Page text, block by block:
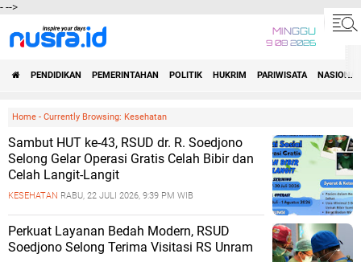
--->
MINGGU
9 08 2026
PENDIDIKAN PEMERINTAHAN POLITIK HUKRIM PARIWISATA NASIONAL
Home - Currently Browsing: Kesehatan
Sambut HUT ke-43, RSUD dr. R. Soedjono
Selong Gelar Operasi Gratis Celah Bibir dan
Celah Langit-Langit
KESEHATAN RABU, 22 JULI 2026, 9:39 PM WIB
Perkuat Layanan Bedah Modern, RSUD
Soedjono Selong Terima Visitasi RS Unram